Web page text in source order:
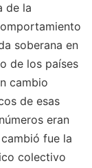
de la
soberana en
de los países
cambio
de esas
eran
fue la
colectivo